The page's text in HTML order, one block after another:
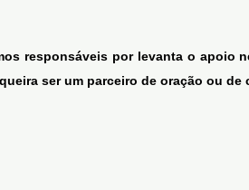
responsáveis por levanta o apoio
ser um parceiro de oração ou